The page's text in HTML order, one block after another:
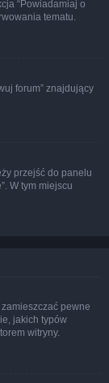
“Powiadamiaj o
tematu.
forum” znajdujący
przejść do panelu
W tym miejscu
pewne
jakich typów
witryny.